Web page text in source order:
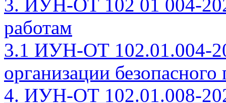
3. ИУН-ОТ 102 01 004-
работам
3.1 ИУН-ОТ 102.01.004-
организации
4. ИУН-ОТ 102.01.008-